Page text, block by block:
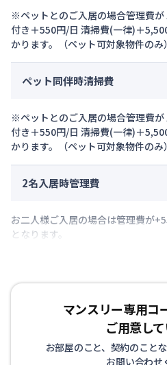
※ペットとのご入居の場合管理費が
付き＋550円/日 清掃費(一律)＋
かります。（ペット可対象物件のみ）
ペット同伴時清掃費
※ペットとのご入居の場合管理費が
付き＋550円/日 清掃費(一律)＋
かります。（ペット可対象物件のみ）
2名入居時管理費
お二人様ご入居の場合は管理費が
となります。
マンスリー専用コ
ご用意し
お部屋のこと、契約のこと
お問い合わせ